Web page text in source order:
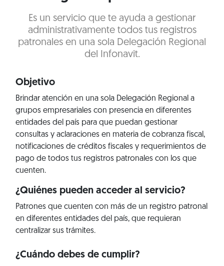
Es un servicio que te ayuda a gestionar
administrativamente todos tus registros
patronales en una sola Delegación Regional
del Infonavit.
Objetivo
Brindar atención en una sola Delegación Regional a
grupos empresariales con presencia en diferentes
entidades del país para que puedan gestionar
consultas y aclaraciones en materia de cobranza fiscal,
notificaciones de créditos fiscales y requerimientos de
pago de todos tus registros patronales con los que
cuenten.
¿Quiénes pueden acceder al servicio?
Patrones que cuenten con más de un registro patronal
en diferentes entidades del país, que requieran
centralizar sus trámites.
¿Cuándo debes de cumplir?